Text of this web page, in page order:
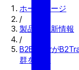
ホームページ
/
製品の更新情報
/
B2Brokerが
群を追加